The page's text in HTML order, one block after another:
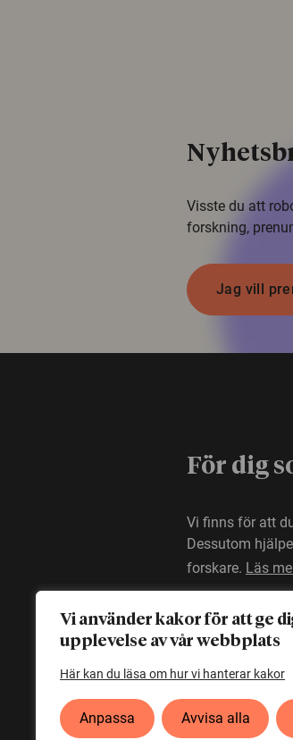
Vi använder kakor för att ge
upplevelse av vår webbplats
Här kan du läsa om hur vi hanterar kakor
Anpassa Avvisa alla
Visste du att
forskning,
Jag vill
För dig
Vi finns för att
Dessutom
forskare. Läs